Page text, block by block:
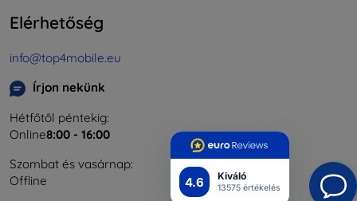
4.6 Kiváló
13575 értékelés
Elérhetőség
info@top4mobile.eu
Írjon nekünk
Hétfőtől péntekig:
Online8:00 - 16:00
Szombat és vasárnap:
Offline